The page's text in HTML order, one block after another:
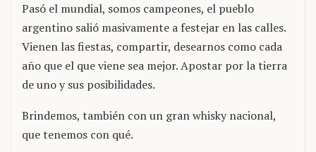
Pasó el mundial, somos campeones, el pueblo
argentino salió masivamente a festejar en las calles.
Vienen las fiestas, compartir, desearnos como cada
año que el que viene sea mejor. Apostar por la tierra
de uno y sus posibilidades.
Brindemos, también con un gran whisky nacional,
que tenemos con qué.